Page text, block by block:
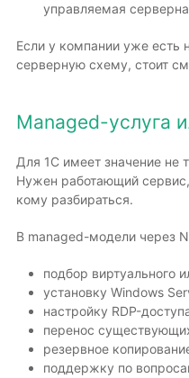
управляемая
Если у компании уже есть
серверную схему, стоит
Managed-услуга
Для 1С имеет значение не
Нужен работающий сервис,
кому разбираться.
В managed-модели через
подбор виртуального
установку Windows
настройку RDP-
перенос
резервное
поддержку по